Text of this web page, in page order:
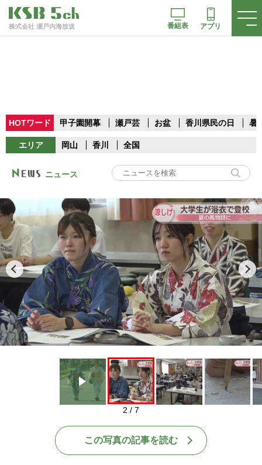
株式会社 瀬戸内海放送 番組表 アプリ
HOTワード 甲子園開幕 瀬戸芸 お盆 香川県民の日 暑
エリア 岡山 香川 全国
ニュース
Play
2 / 7
この写真の記事を読む